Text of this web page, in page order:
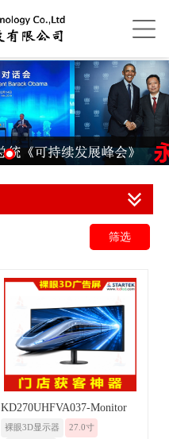
筛选
KD270UHFVA037-Monitor
裸眼3D显示器
27.0寸